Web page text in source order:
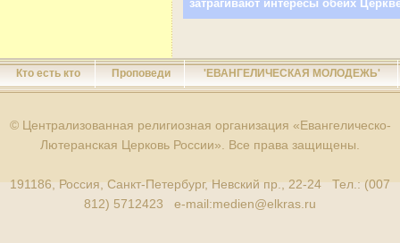
затрагивают интересы обеих
Кто есть кто Проповеди 'ЕВАНГЕЛИЧЕСКАЯ МОЛОДЕЖЬ'
© Централизованная религиозная организация «Евангелическо-
Лютеранская Церковь России». Все права защищены.
191186, Россия, Санкт-Петербург, Невский пр., 22-24 Тел.: (007
812) 5712423 e-mail:medien@elkras.ru